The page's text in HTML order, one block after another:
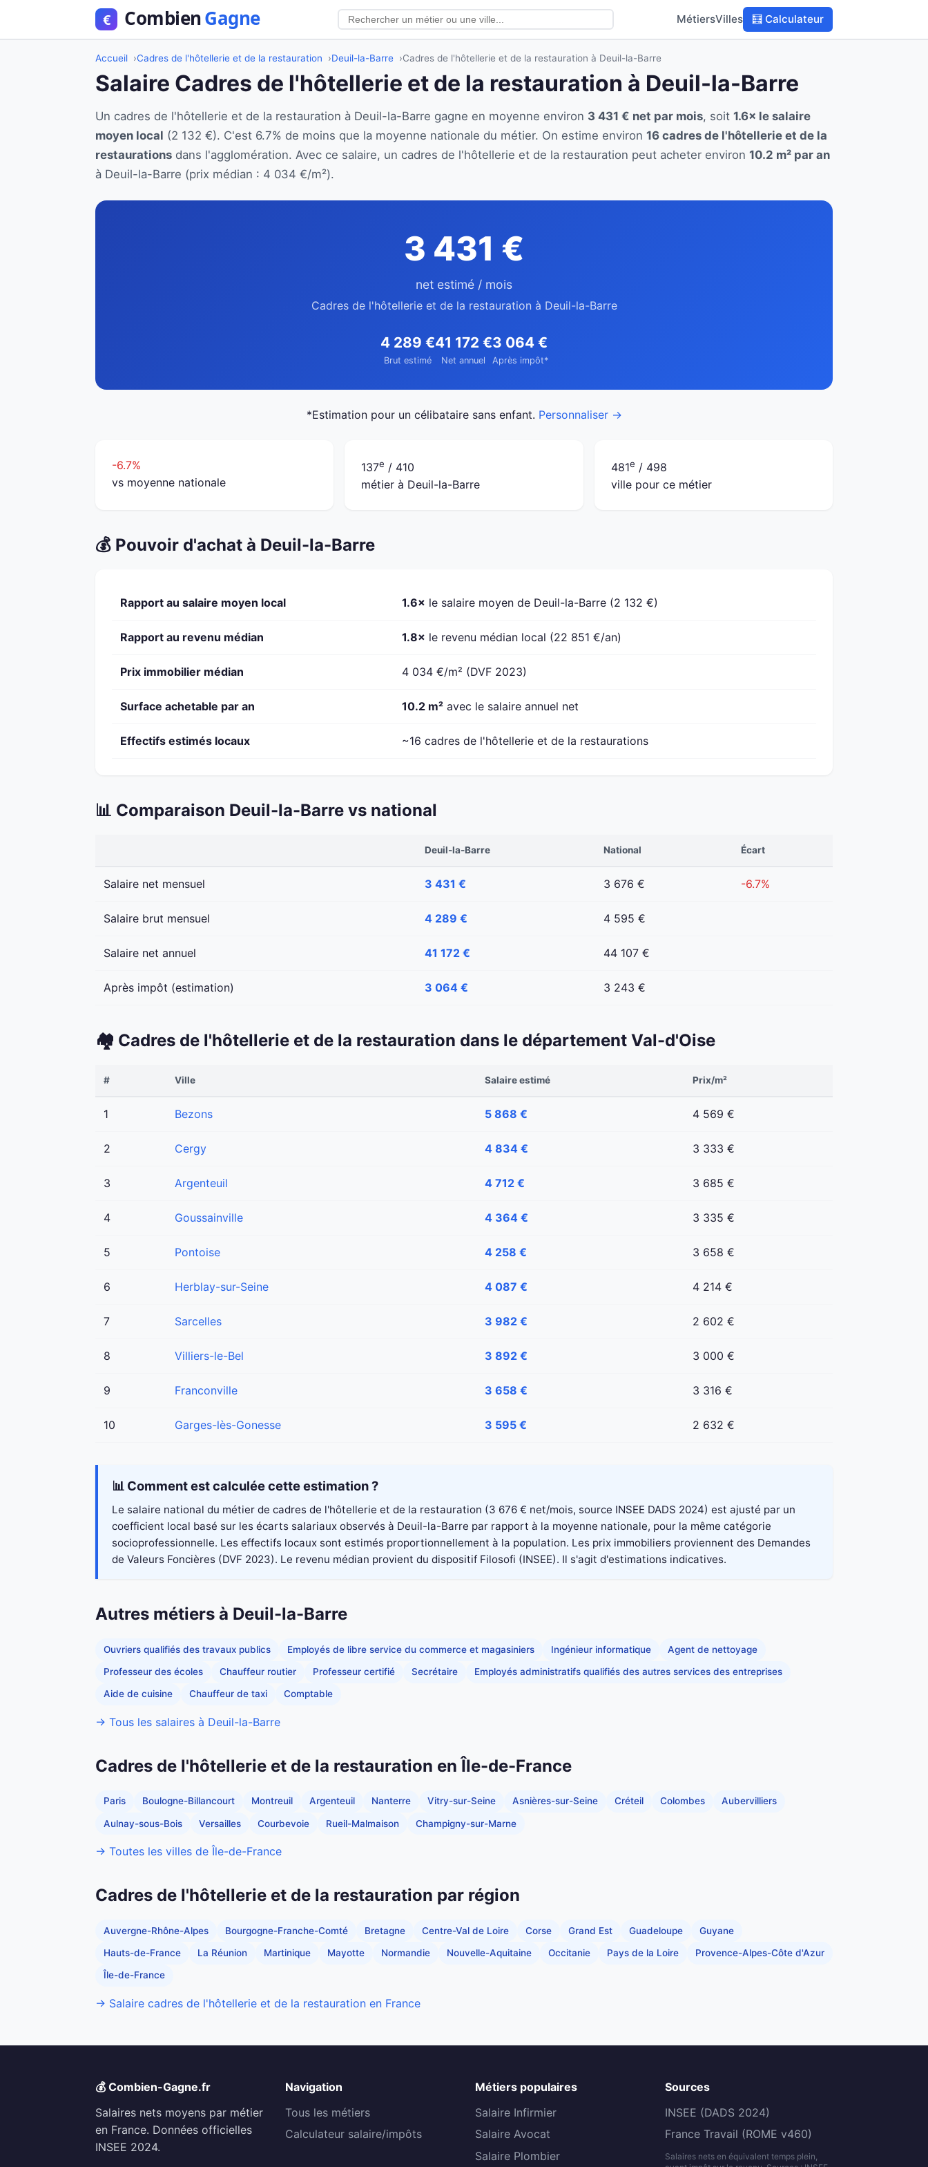
MétiersVilles 🧮 Calculateur
Accueil Cadres de l'hôtellerie et de la restauration Deuil-la-Barre Cadres de l'hôtellerie et de la restauration à Deuil-la-Barre
Salaire Cadres de l'hôtellerie et de la restauration à Deuil-la-Barre
Un cadres de l'hôtellerie et de la restauration à Deuil-la-Barre gagne en moyenne environ 3 431 € net par mois, soit 1.6× le salaire
moyen local (2 132 €). C'est 6.7% de moins que la moyenne nationale du métier. On estime environ 16 cadres de l'hôtellerie et de la
restaurations dans l'agglomération. Avec ce salaire, un cadres de l'hôtellerie et de la restauration peut acheter environ 10.2 m² par an
à Deuil-la-Barre (prix médian : 4 034 €/m²).
3 431 €
net estimé / mois
Cadres de l'hôtellerie et de la restauration à Deuil-la-Barre
4 289 €
Brut estimé
41 172 €
Net annuel
3 064 €
Après impôt*
*Estimation pour un célibataire sans enfant. Personnaliser →
-6.7%
vs moyenne nationale
137e / 410
métier à Deuil-la-Barre
481e / 498
ville pour ce métier
💰 Pouvoir d'achat à Deuil-la-Barre
Rapport au salaire moyen local 1.6× le salaire moyen de Deuil-la-Barre (2 132 €)
Rapport au revenu médian 1.8× le revenu médian local (22 851 €/an)
Prix immobilier médian 4 034 €/m² (DVF 2023)
Surface achetable par an 10.2 m² avec le salaire annuel net
Effectifs estimés locaux ~16 cadres de l'hôtellerie et de la restaurations
📊 Comparaison Deuil-la-Barre vs national
Deuil-la-Barre National Écart
Salaire net mensuel 3 431 € 3 676 € -6.7%
Salaire brut mensuel 4 289 € 4 595 €
Salaire net annuel 41 172 € 44 107 €
Après impôt (estimation) 3 064 € 3 243 €
🏘️ Cadres de l'hôtellerie et de la restauration dans le département Val-d'Oise
# Ville Salaire estimé Prix/m²
1 Bezons 5 868 € 4 569 €
2 Cergy 4 834 € 3 333 €
3 Argenteuil 4 712 € 3 685 €
4 Goussainville 4 364 € 3 335 €
5 Pontoise 4 258 € 3 658 €
6 Herblay-sur-Seine 4 087 € 4 214 €
7 Sarcelles 3 982 € 2 602 €
8 Villiers-le-Bel 3 892 € 3 000 €
9 Franconville 3 658 € 3 316 €
10 Garges-lès-Gonesse 3 595 € 2 632 €
📊 Comment est calculée cette estimation ?
Le salaire national du métier de cadres de l'hôtellerie et de la restauration (3 676 € net/mois, source INSEE DADS 2024) est ajusté par un
coefficient local basé sur les écarts salariaux observés à Deuil-la-Barre par rapport à la moyenne nationale, pour la même catégorie
socioprofessionnelle. Les effectifs locaux sont estimés proportionnellement à la population. Les prix immobiliers proviennent des Demandes
de Valeurs Foncières (DVF 2023). Le revenu médian provient du dispositif Filosofi (INSEE). Il s'agit d'estimations indicatives.
Autres métiers à Deuil-la-Barre
Ouvriers qualifiés des travaux publics Employés de libre service du commerce et magasiniers Ingénieur informatique Agent de nettoyage
Professeur des écoles Chauffeur routier Professeur certifié Secrétaire Employés administratifs qualifiés des autres services des entreprises
Aide de cuisine Chauffeur de taxi Comptable
→ Tous les salaires à Deuil-la-Barre
Cadres de l'hôtellerie et de la restauration en Île-de-France
Paris Boulogne-Billancourt Montreuil Argenteuil Nanterre Vitry-sur-Seine Asnières-sur-Seine Créteil Colombes Aubervilliers
Aulnay-sous-Bois Versailles Courbevoie Rueil-Malmaison Champigny-sur-Marne
→ Toutes les villes de Île-de-France
Cadres de l'hôtellerie et de la restauration par région
Auvergne-Rhône-Alpes Bourgogne-Franche-Comté Bretagne Centre-Val de Loire Corse Grand Est Guadeloupe Guyane
Hauts-de-France La Réunion Martinique Mayotte Normandie Nouvelle-Aquitaine Occitanie Pays de la Loire Provence-Alpes-Côte d'Azur
Île-de-France
→ Salaire cadres de l'hôtellerie et de la restauration en France
💰 Combien-Gagne.fr
Salaires nets moyens par métier
en France. Données officielles
INSEE 2024.
Navigation
Tous les métiers
Calculateur salaire/impôts
Métiers populaires
Salaire Infirmier
Salaire Avocat
Salaire Plombier
Sources
INSEE (DADS 2024)
France Travail (ROME v460)
Salaires nets en équivalent temps plein,